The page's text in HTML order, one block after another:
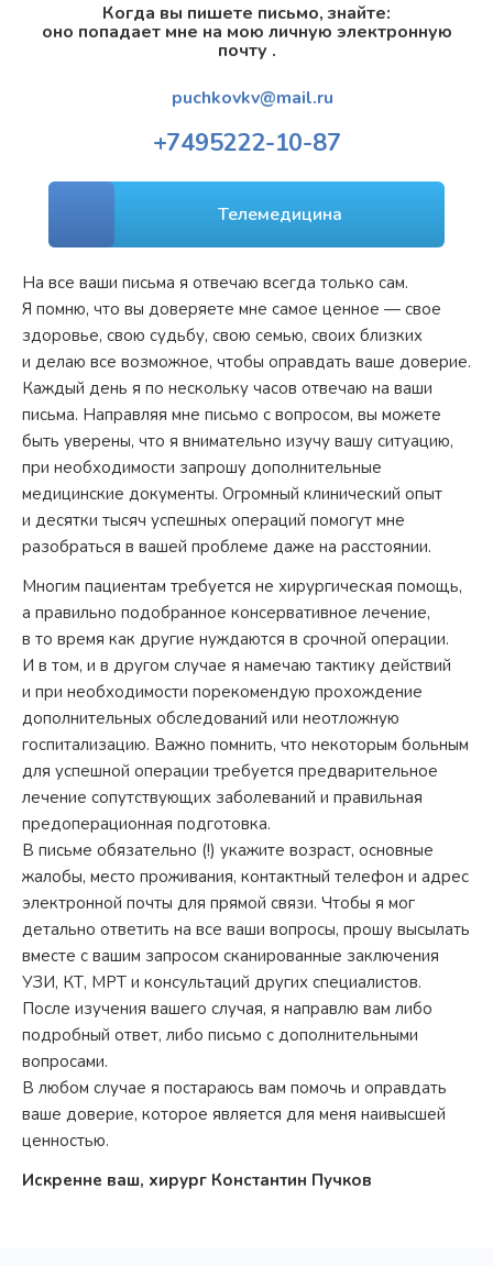
Когда вы пишете письмо, знайте:
оно попадает мне на мою личную электронную
почту .
puchkovkv@mail.ru
+7495222-10-87
Телемедицина
На все ваши письма я отвечаю всегда только сам.
Я помню, что вы доверяете мне самое ценное — свое
здоровье, свою судьбу, свою семью, своих близких
и делаю все возможное, чтобы оправдать ваше доверие.
Каждый день я по нескольку часов отвечаю на ваши
письма. Направляя мне письмо с вопросом, вы можете
быть уверены, что я внимательно изучу вашу ситуацию,
при необходимости запрошу дополнительные
медицинские документы. Огромный клинический опыт
и десятки тысяч успешных операций помогут мне
разобраться в вашей проблеме даже на расстоянии.
Многим пациентам требуется не хирургическая помощь,
а правильно подобранное консервативное лечение,
в то время как другие нуждаются в срочной операции.
И в том, и в другом случае я намечаю тактику действий
и при необходимости порекомендую прохождение
дополнительных обследований или неотложную
госпитализацию. Важно помнить, что некоторым больным
для успешной операции требуется предварительное
лечение сопутствующих заболеваний и правильная
предоперационная подготовка.
В письме обязательно (!) укажите возраст, основные
жалобы, место проживания, контактный телефон и адрес
электронной почты для прямой связи. Чтобы я мог
детально ответить на все ваши вопросы, прошу высылать
вместе с вашим запросом сканированные заключения
УЗИ, КТ, МРТ и консультаций других специалистов.
После изучения вашего случая, я направлю вам либо
подробный ответ, либо письмо с дополнительными
вопросами.
В любом случае я постараюсь вам помочь и оправдать
ваше доверие, которое является для меня наивысшей
ценностью.
Искренне ваш, хирург Константин Пучков